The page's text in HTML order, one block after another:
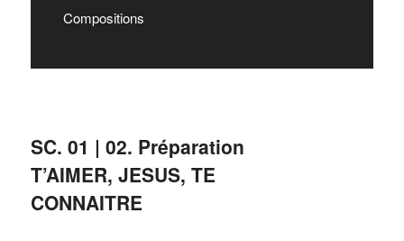
SC. 01 | 02. Préparation
T’AIMER, JESUS, TE
CONNAITRE
Compositions